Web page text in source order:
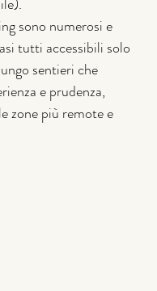
sono numerosi e
tutti accessibili solo
sentieri che
e prudenza,
zone più remote e